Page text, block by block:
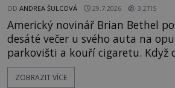
OD ANDREA ŠULCOVÁ 29.7.2026 3.2TIS
Americký novinář Brian Bethel
desáté večer u svého auta na
parkovišti a kouří cigaretu. Když
chystá se nastoupit do auta,
mladí chlapci, kterým může být
ZOBRAZIT VÍCE